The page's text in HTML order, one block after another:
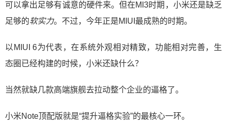
可以拿出足够有诚意的硬件来。但在MI3时期，小米还是缺乏
足够的软实力。不过，今年正是MIUI最成熟的时期。
以MIUI 6为代表，在系统外观相对精致，功能相对完善，生
态圈已经构建的时候，小米还缺什么？
当然就缺几款高端旗舰去拉动整个企业的逼格了。
小米Note顶配版就是“提升逼格实验”的最核心一环。